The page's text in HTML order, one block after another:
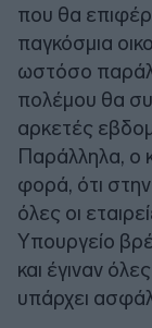
που θα
παγκόσμια
ωστόσο
πολέμου θα
αρκετές
Παράλληλα, ο
φορά, ότι
όλες οι
Υπουργείο
και έγιναν
υπάρχει